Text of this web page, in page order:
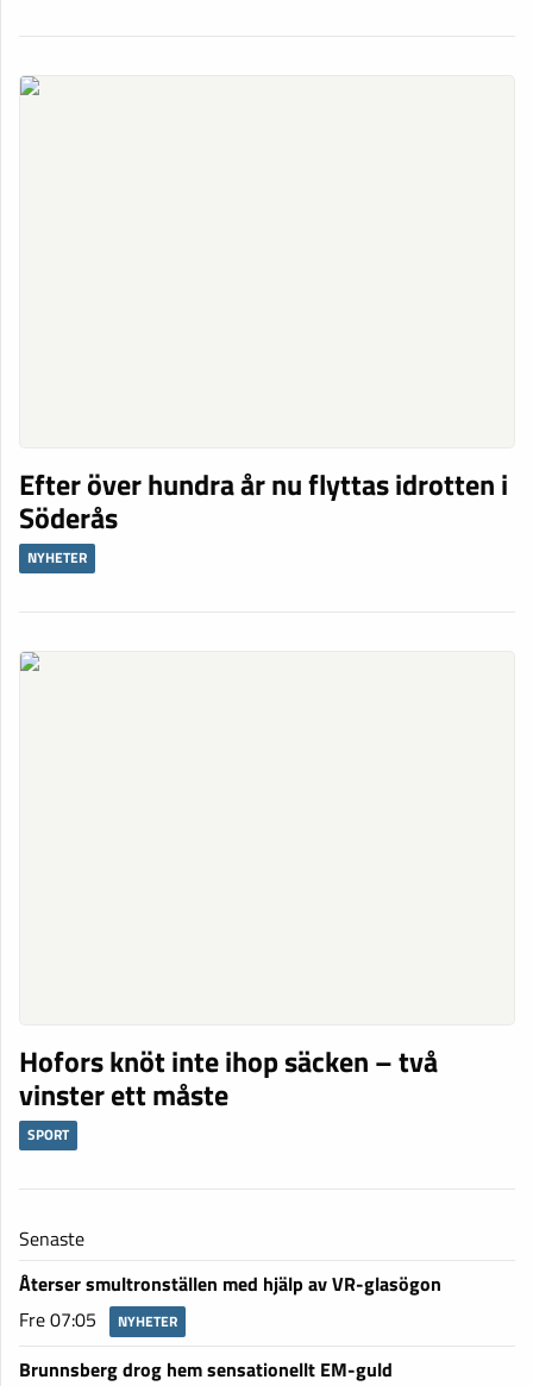
Efter över hundra år nu flyttas idrotten i
Söderås
NYHETER
Hofors knöt inte ihop säcken – två
vinster ett måste
SPORT
Senaste
Återser smultronställen med hjälp av VR-glasögon
Fre 07:05
NYHETER
Brunnsberg drog hem sensationellt EM-guld